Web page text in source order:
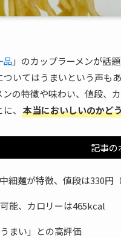
品」のカップラーメンが話
いてはうまいという声も
の特徴や味わい、値段、
、 本当においしいのかど
記事の
細麺が特徴、値段は330円（
能、カロリーは465kcal
まい」との高評価